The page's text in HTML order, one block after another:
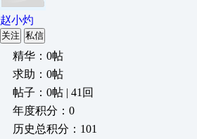
赵小灼
关注 私信
精华：0帖
求助：0帖
帖子：0帖 | 41回
年度积分：0
历史总积分：101